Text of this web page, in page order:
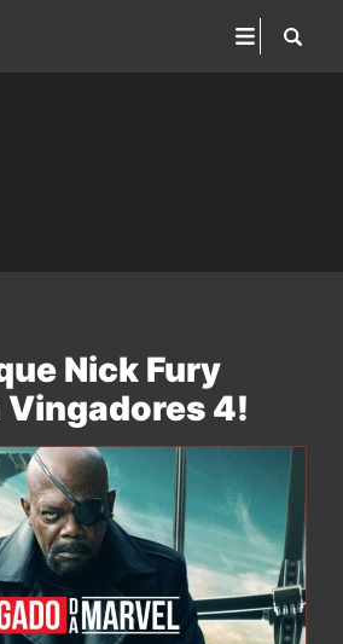
Nick Fury
Vingadores 4!